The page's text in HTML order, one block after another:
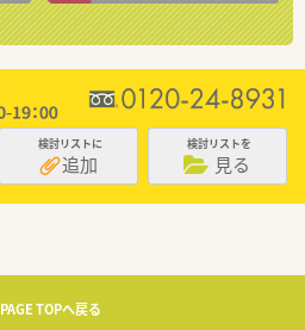
検討リストに
追加
検討リストを
見る
PAGE TOPへ戻る